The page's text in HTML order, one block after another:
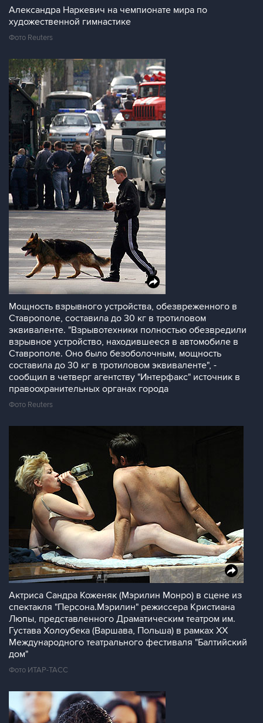
Александра Наркевич на чемпионате мира по
художественной гимнастике
Фото Reuters
Мощность взрывного устройства, обезвреженного в
Ставрополе, составила до 30 кг в тротиловом
эквиваленте. "Взрывотехники полностью обезвредили
взрывное устройство, находившееся в автомобиле в
Ставрополе. Оно было безоболочным, мощность
составила до 30 кг в тротиловом эквиваленте", -
сообщил в четверг агентству "Интерфакс" источник в
правоохранительных органах города
Фото Reuters
Актриса Сандра Коженяк (Мэрилин Монро) в сцене из
спектакля "Персона.Мэрилин" режиссера Кристиана
Люпы, представленного Драматическим театром им.
Густава Холоубека (Варшава, Польша) в рамках XX
Международного театрального фестиваля "Балтийский
дом"
Фото ИТАР-ТАСС